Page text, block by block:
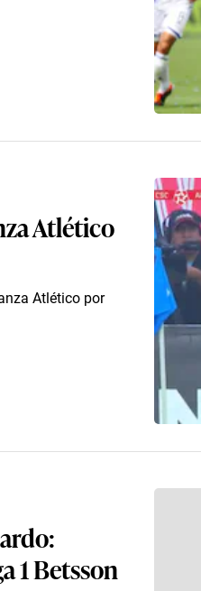
Atlético
Atlético por
1 Betsson